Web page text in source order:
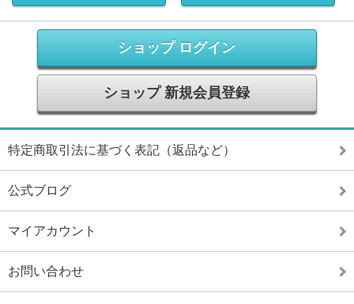
ショップ ログイン
ショップ 新規会員登録
特定商取引法に基づく表記（返品など）
公式ブログ
マイアカウント
お問い合わせ